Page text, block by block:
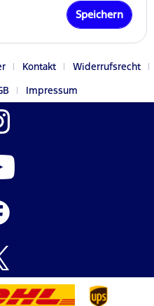
Speichern
Kontakt
Widerrufsrecht
Impressum